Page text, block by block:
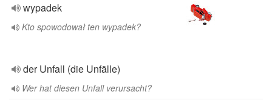
wypadek
Kto spowodował ten wypadek?
der Unfall (die Unfälle)
Wer hat diesen Unfall verursacht?